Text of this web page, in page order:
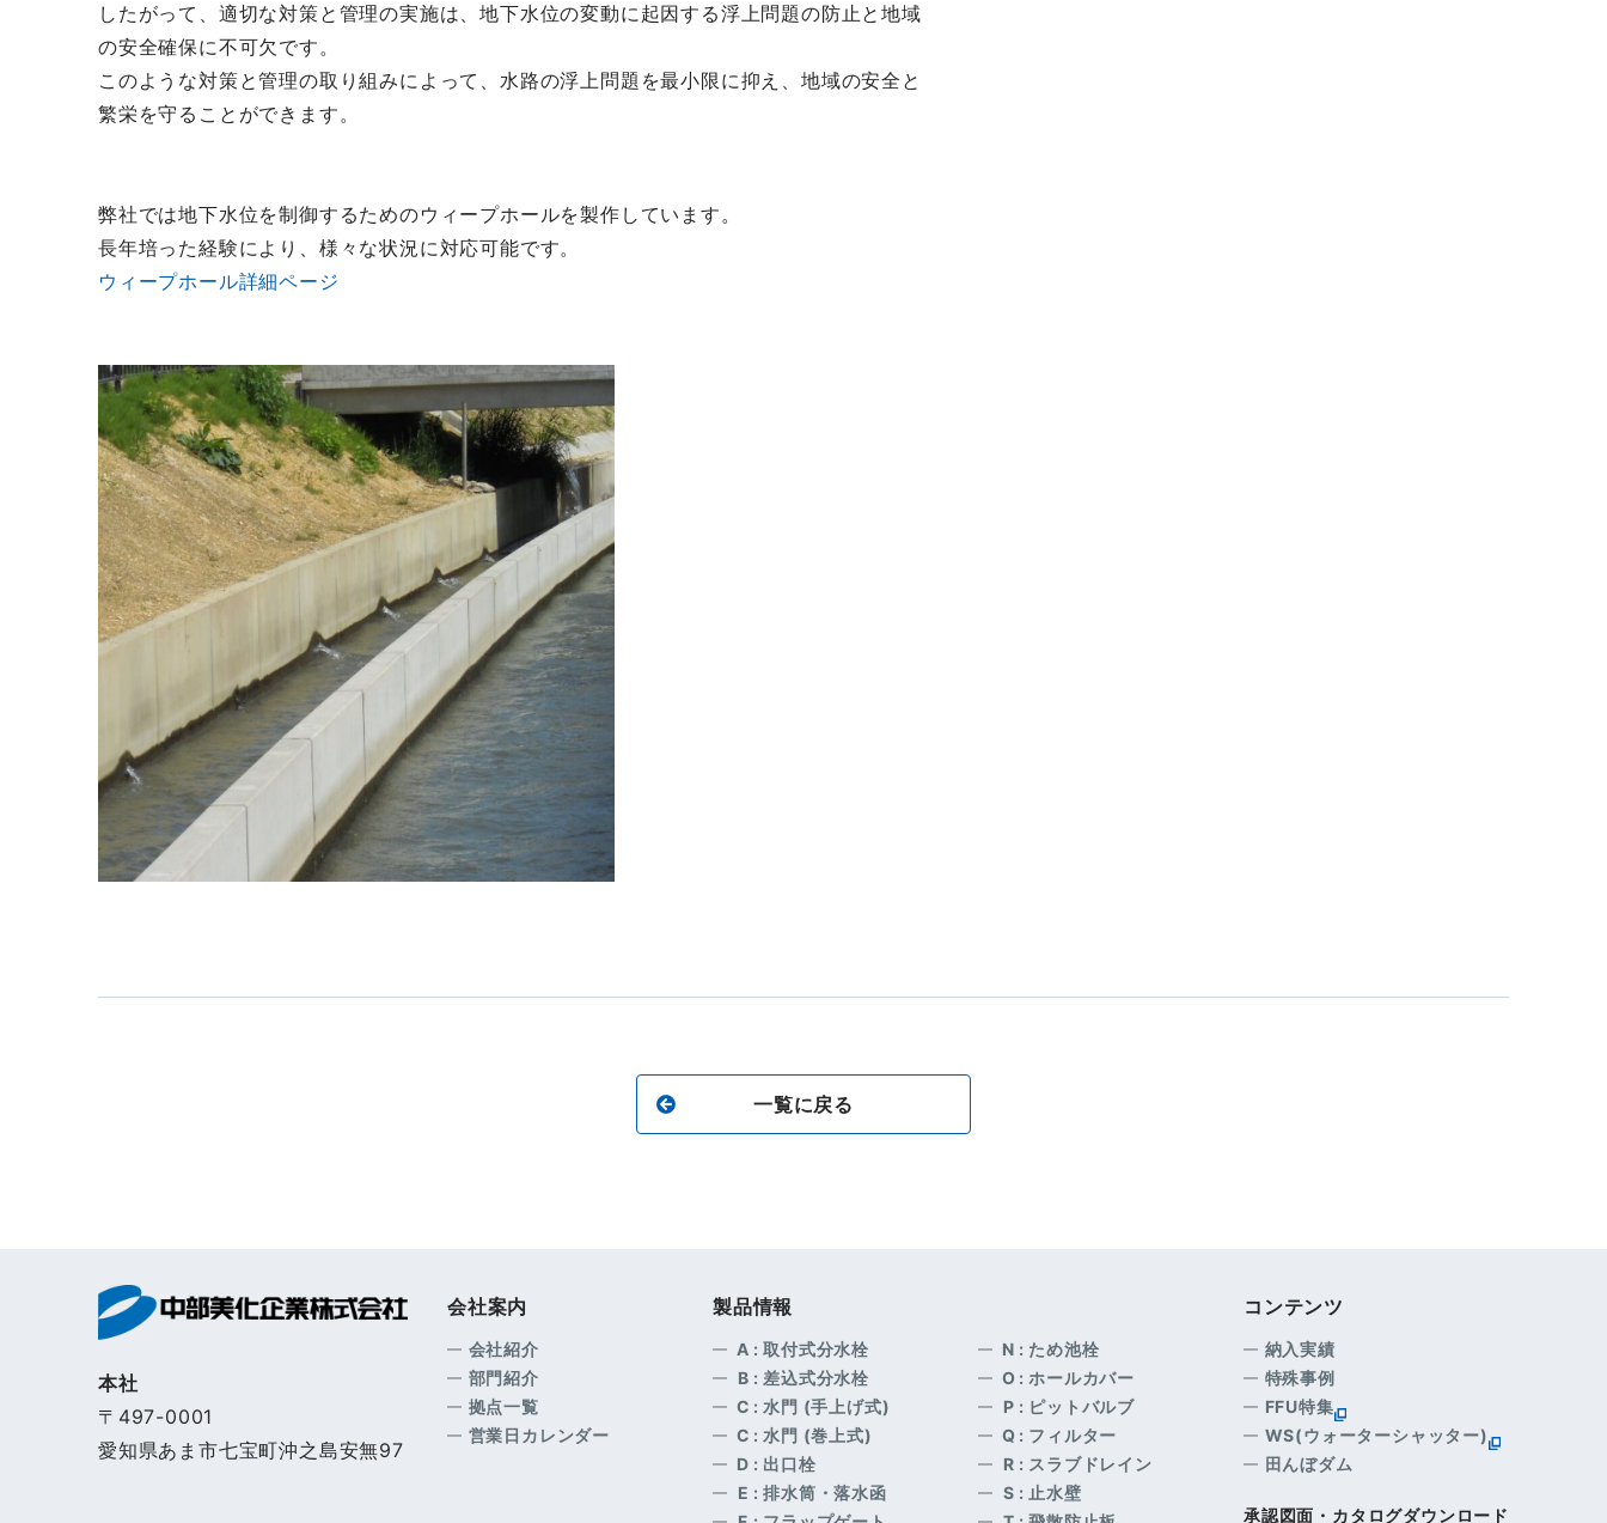
したがって、適切な対策と管理の実施は、地下水位の変動に起因する浮上問題の防止と地域
の安全確保に不可欠です。
このような対策と管理の取り組みによって、水路の浮上問題を最小限に抑え、地域の安全と
繁栄を守ることができます。
弊社では地下水位を制御するためのウィープホールを製作しています。
長年培った経験により、様々な状況に対応可能です。
ウィープホール詳細ページ
一覧に戻る
本社
〒497-0001
愛知県あま市七宝町沖之島安無97
会社案内
会社紹介
部門紹介
拠点一覧
営業日カレンダー
製品情報
A : 取付式分水栓
B : 差込式分水栓
C : 水門 (手上げ式)
C : 水門 (巻上式)
D : 出口栓
E : 排水筒・落水函
N : ため池栓
O : ホールカバー
P : ピットバルブ
Q : フィルター
R : スラブドレイン
S : 止水壁
コンテンツ
納入実績
特殊事例
FFU特集
WS(ウォーターシャッター)
田んぼダム
承認図面・カタログダウンロード